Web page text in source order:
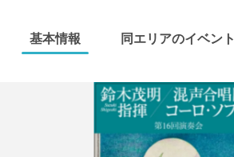
基本情報 同エリアのイベント